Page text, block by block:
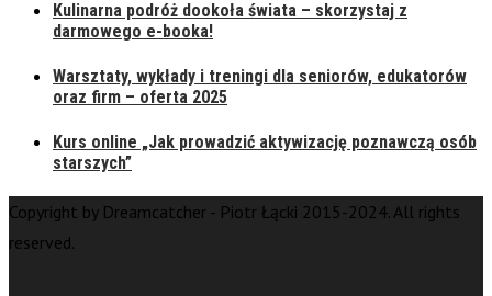
Kulinarna podróż dookoła świata – skorzystaj z
darmowego e-booka!
Warsztaty, wykłady i treningi dla seniorów, edukatorów
oraz firm – oferta 2025
Kurs online „Jak prowadzić aktywizację poznawczą osób
starszych”
Copyright by Dreamcatcher - Piotr Łącki 2015-2024. All rights
reserved.